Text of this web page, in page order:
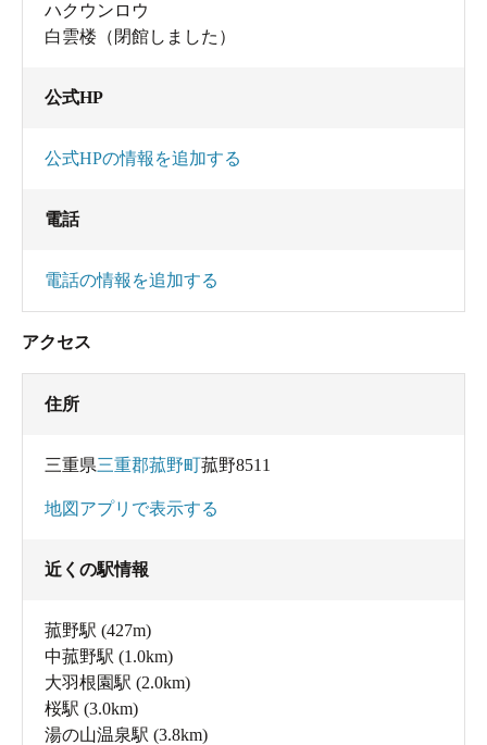
ハクウンロウ
白雲楼（閉館しました）
公式HP
公式HPの情報を追加する
電話
電話の情報を追加する
アクセス
住所
三重県三重郡菰野町菰野8511
地図アプリで表示する
近くの駅情報
菰野駅 (427m)
中菰野駅 (1.0km)
大羽根園駅 (2.0km)
桜駅 (3.0km)
湯の山温泉駅 (3.8km)